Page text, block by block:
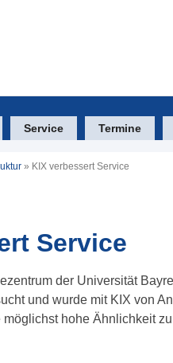
Service Termine
» KIX verbessert Service
Service
der Universität
und wurde mit KIX von
hohe Ähnlichkeit